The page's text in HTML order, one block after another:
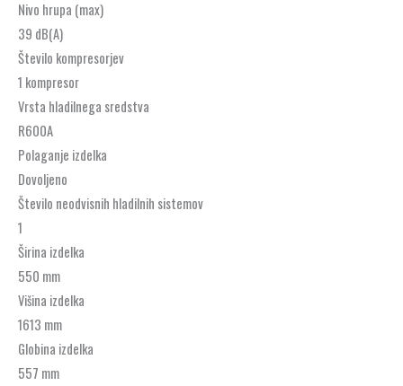
Nivo hrupa (max)
39 dB(A)
Število kompresorjev
1 kompresor
Vrsta hladilnega sredstva
R600A
Polaganje izdelka
Dovoljeno
Število neodvisnih hladilnih sistemov
1
Širina izdelka
550 mm
Višina izdelka
1613 mm
Globina izdelka
557 mm